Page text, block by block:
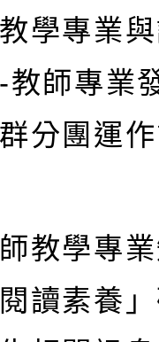
學專業
-教師專業
分團運
教學專
讀素養